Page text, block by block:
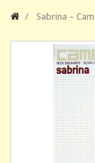
Sabrina ‎–